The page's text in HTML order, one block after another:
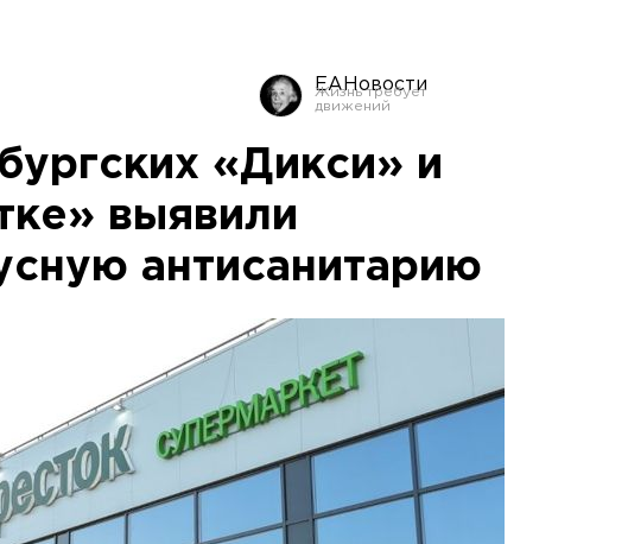
ЕАНовости
«Дикси» и
выявили
антисанитарию